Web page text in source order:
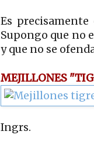
Es
Supongo que no
y que no se
MEJILLONES
Ingrs.